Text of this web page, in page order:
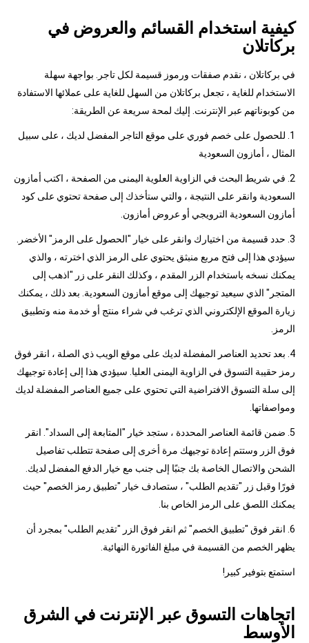
كيفية استخدام القسائم والعروض في
بركاتلان
في بركاتلان ، نقدم صفقات ورموز قسيمة لكل تاجر. بواجهة سهلة
الاستخدام للغاية ، تجعل بركاتلان من السهل للغاية على عملائها الاستفادة
من كوبوناتهم عبر الإنترنت. إليك لمحة سريعة عن الطريقة:
1. للحصول على خصم فوري على موقع التاجر المفضل لديك ، على سبيل
المثال ، أمازون السعودية
2. في شريط البحث في الزاوية العلوية اليمنى من الصفحة ، اكتب أمازون
السعودية وانقر على النتيجة ، والتي ستأخذك إلى صفحة تحتوي على كود
أمازون السعودية الترويجي أو عروض أمازون.
3. حدد قسيمة من اختيارك وانقر على خيار "الحصول على الرمز" الأخضر.
سيؤدي هذا إلى فتح مربع منبثق يحتوي على الرمز الذي اخترته ، والذي
يمكنك نسخه باستخدام الزر المقدم ، وكذلك النقر على زر "اذهب إلى
المتجر" الذي سيعيد توجيهك إلى موقع أمازون السعودية. بعد ذلك ، يمكنك
زيارة الموقع الإلكتروني الذي ترغب في شراء منتج أو خدمة منه وتطبيق
الرمز.
4. بعد تحديد العناصر المفضلة لديك على موقع الويب ذي الصلة ، انقر فوق
رمز حقيبة التسوق في الزاوية اليمنى العليا. سيؤدي هذا إلى إعادة توجيهك
إلى سلة التسوق الافتراضية التي تحتوي على جميع العناصر المفضلة لديك
ومواصفاتها.
5. ضمن قائمة العناصر المحددة ، ستجد خيار "المتابعة إلى السداد". انقر
فوق الزر وستتم إعادة توجيهك مرة أخرى إلى صفحة تتطلب تفاصيل
الشحن والاتصال الخاصة بك جنبًا إلى جنب مع خيار الدفع المفضل لديك.
فورًا وقبل زر "تقديم الطلب" ، ستصادف خيار "تطبيق رمز الخصم" حيث
يمكنك اللصق على الرمز الخاص بنا.
6. انقر فوق "تطبيق الخصم" ثم انقر فوق الزر "تقديم الطلب" بمجرد أن
يظهر الخصم من القسيمة في مبلغ الفاتورة النهائية.
استمتع بتوفير كبير!
اتجاهات التسوق عبر الإنترنت في الشرق
الأوسط